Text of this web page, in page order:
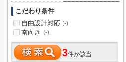
こだわり条件
自由設計対応 (-)
南向き (-)
3件が該当